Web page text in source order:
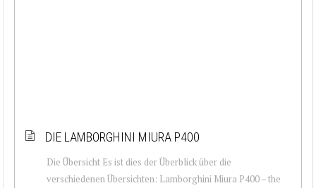
DIE LAMBORGHINI MIURA P400
Die Übersicht Es ist dies der Überblick über die
verschiedenen Übersichten: Lamborghini Miura P400 – the